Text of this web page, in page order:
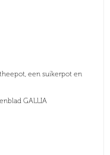
een suikerpot en
GALLIA